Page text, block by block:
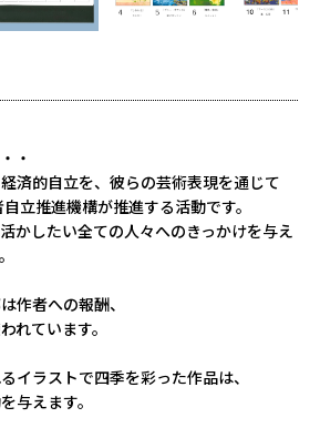
・
済的自立を、彼らの芸術表現を通じて
立推進機構が推進する活動です。
かしたい全ての人々へのきっかけを与え
作者への報酬、
れています。
イラストで四季を彩った作品は、
与えます。